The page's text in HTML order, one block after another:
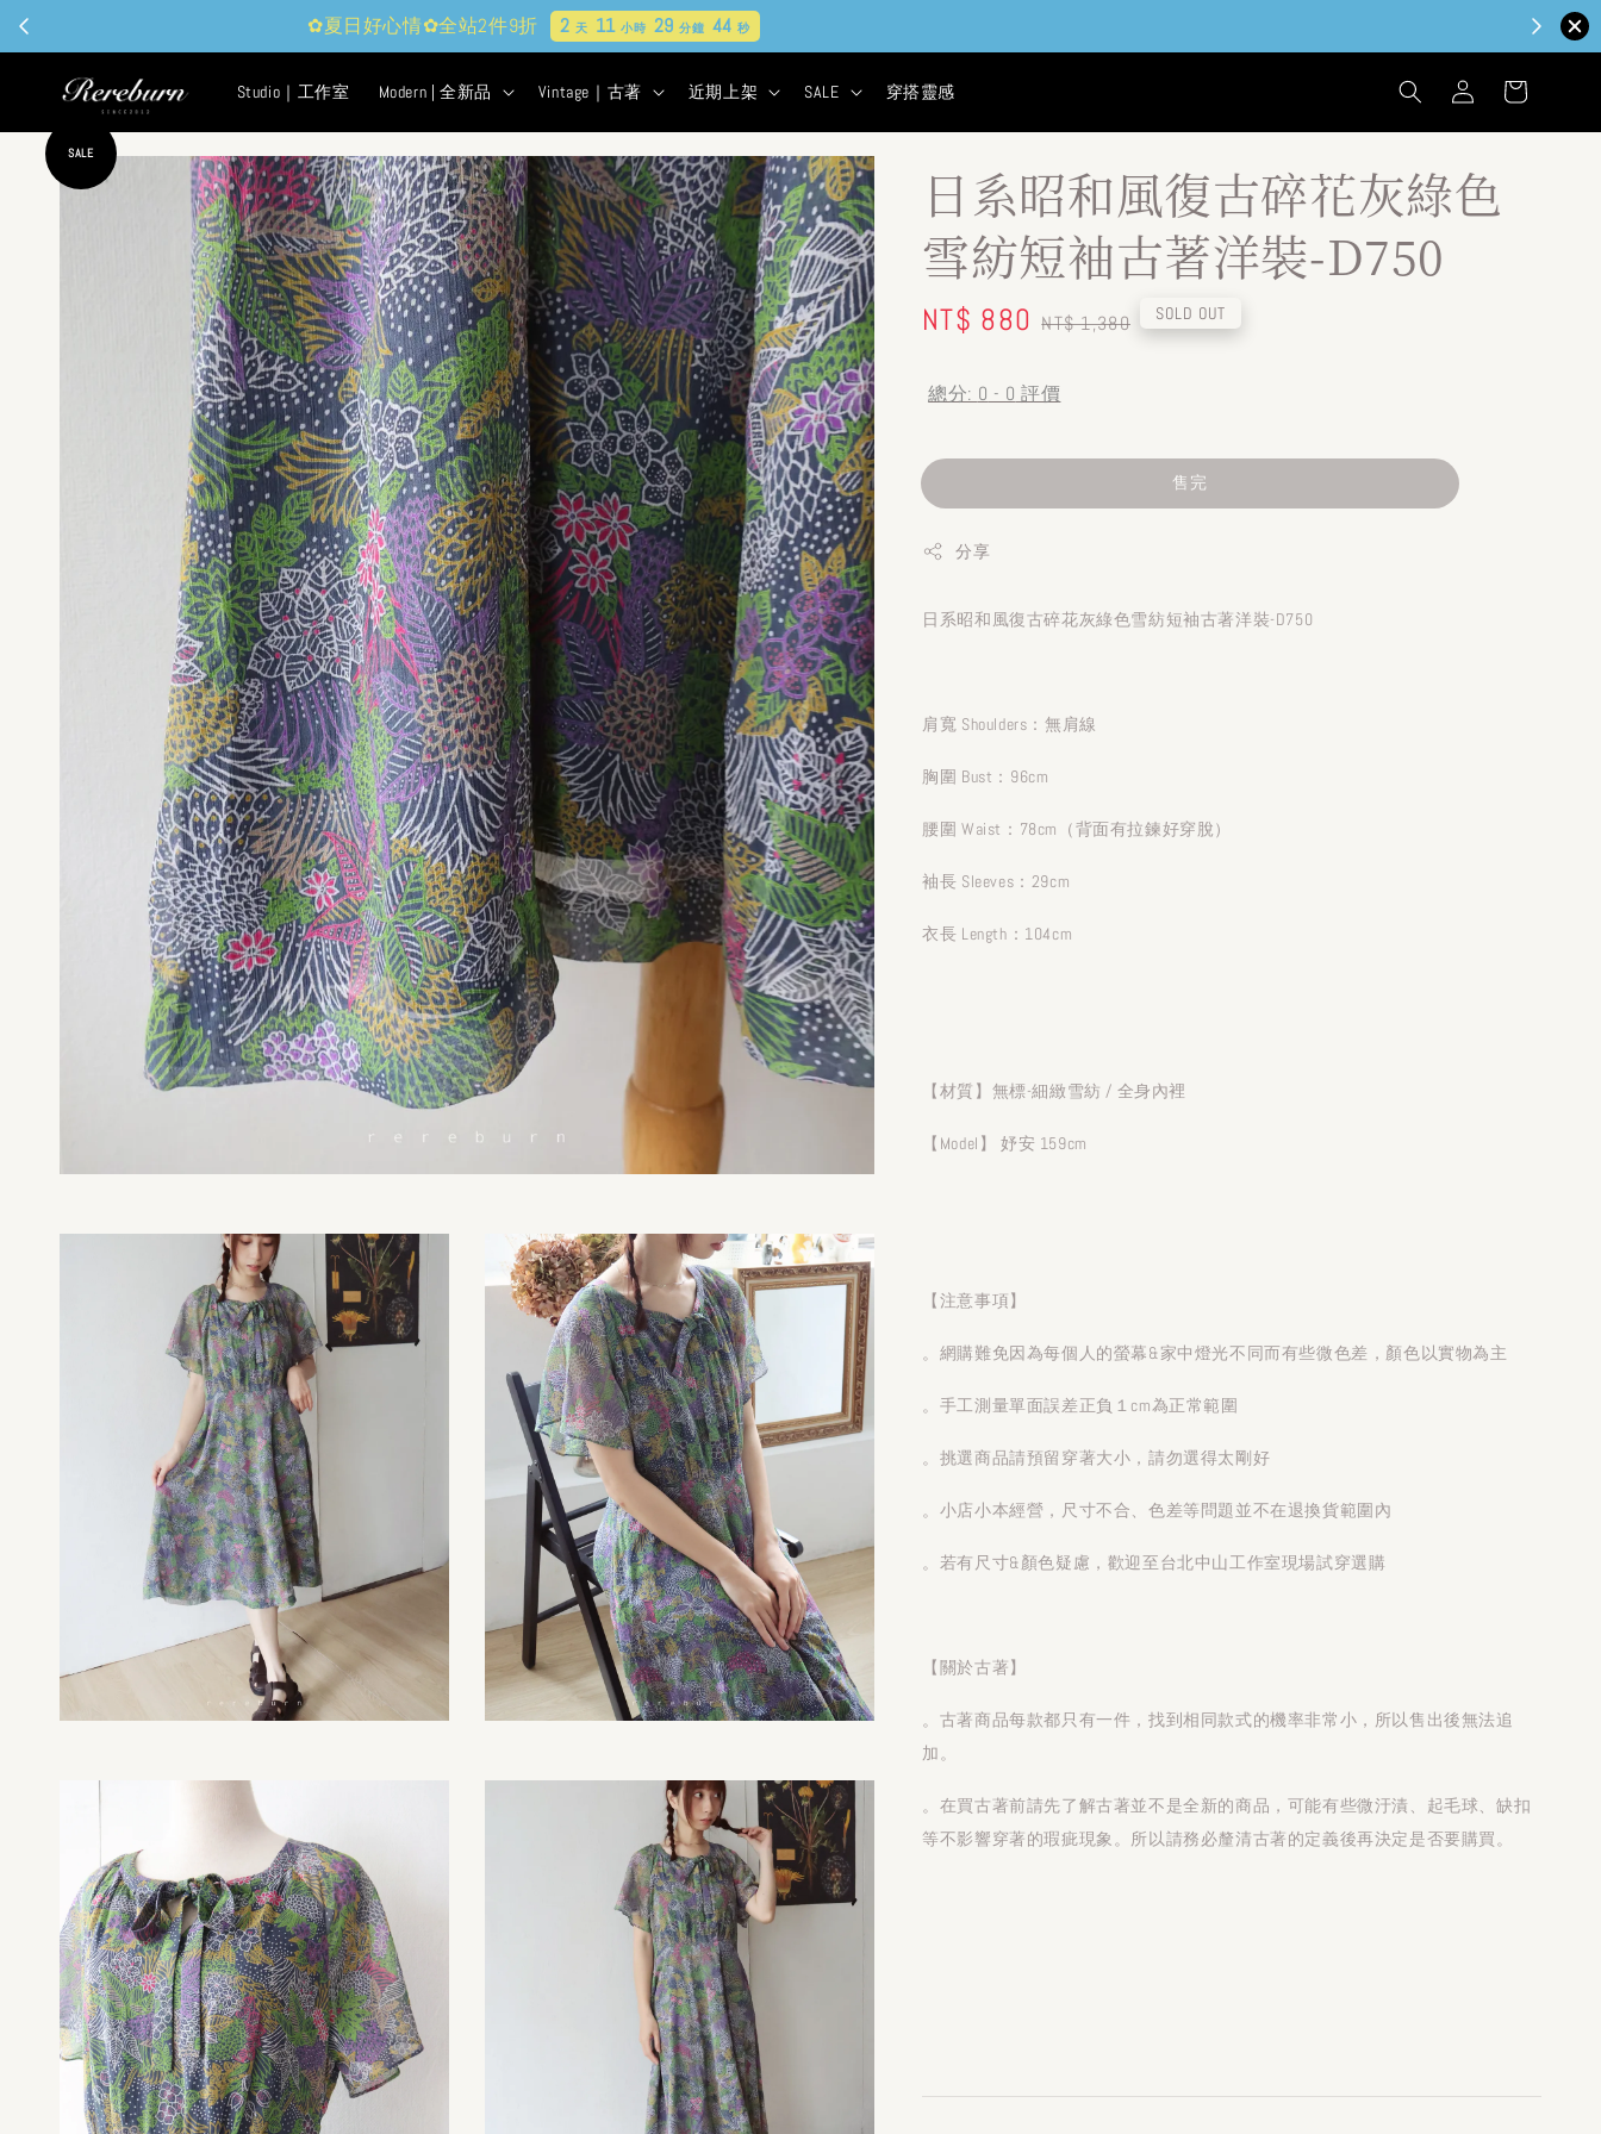
現貨&古著★超商取貨付款$399免運
Studio｜工作室 Modern | 全新品 Vintage｜古著 近期上架 SALE 穿搭靈感
SALE
日系昭和風復古碎花灰綠色
雪紡短袖古著洋裝-D750
Sale
NT$ 880 Regular
NT$ 1,380 SOLD OUT
總分: 0 - 0 評價
售完
分享
日系昭和風復古碎花灰綠色雪紡短袖古著洋裝-D750
肩寬 Shoulders：無肩線
胸圍 Bust：96cm
腰圍 Waist：78cm（背面有拉鍊好穿脫）
袖長 Sleeves：29cm
衣長 Length：104cm
【材質】無標-細緻雪紡 / 全身內裡
【Model】 妤安 159cm
【注意事項】
。網購難免因為每個人的螢幕&家中燈光不同而有些微色差，顏色以實物為主
。手工測量單面誤差正負１cm為正常範圍
。挑選商品請預留穿著大小，請勿選得太剛好
。小店小本經營，尺寸不合、色差等問題並不在退換貨範圍內
。若有尺寸&顏色疑慮，歡迎至台北中山工作室現場試穿選購
【關於古著】
。古著商品每款都只有一件，找到相同款式的機率非常小，所以售出後無法追
加。
。在買古著前請先了解古著並不是全新的商品，可能有些微汙漬、起毛球、缺扣
等不影響穿著的瑕疵現象。所以請務必釐清古著的定義後再決定是否要購買。